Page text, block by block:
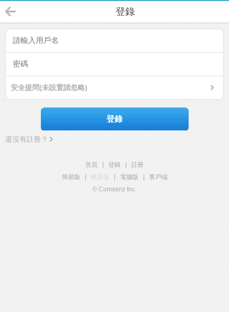
登錄
安全提問(未設置請忽略)
登錄
還沒有註冊？
首頁 登錄
註冊
簡易版
觸屏版 電腦版
客戶端
© Comsenz Inc.